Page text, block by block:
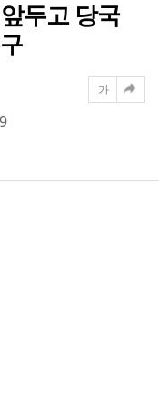
두고 당국
가